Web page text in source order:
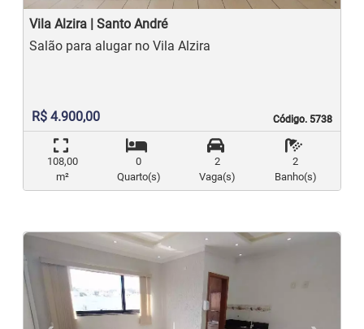
Vila Alzira | Santo André
Código. 5738
Código. 5738
Salão para alugar no Vila Alzira
R$ 4.900,00
108,00
m²
0
Quarto(s)
2
Vaga(s)
2
Banho(s)